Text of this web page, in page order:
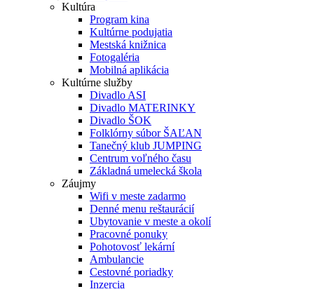
Kultúra
Program kina
Kultúrne podujatia
Mestská knižnica
Fotogaléria
Mobilná aplikácia
Kultúrne služby
Divadlo ASI
Divadlo MATERINKY
Divadlo ŠOK
Folklórny súbor ŠAĽAN
Tanečný klub JUMPING
Centrum voľného času
Základná umelecká škola
Záujmy
Wifi v meste zadarmo
Denné menu reštaurácií
Ubytovanie v meste a okolí
Pracovné ponuky
Pohotovosť lekární
Ambulancie
Cestovné poriadky
Inzercia